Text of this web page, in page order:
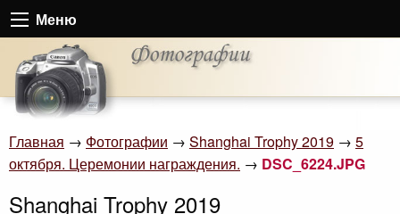
Меню
Главная → Фотографии → Shanghai Trophy 2019 → 5
октября. Церемонии награждения. → DSC_6224.JPG
Shanghai Trophy 2019